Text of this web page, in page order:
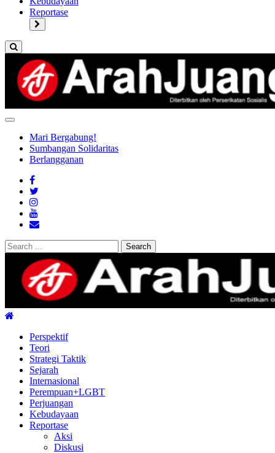
Reportase
Mari Bergabung!
Sumbangan Solidaritas
Berlangganan
Search
for:
Perspektif
Teori
Strategi Taktik
Sejarah
Internasional
Perempuan+LGBT
Perjuangan
Kebudayaan
Reportase
Aksi
Diskusi